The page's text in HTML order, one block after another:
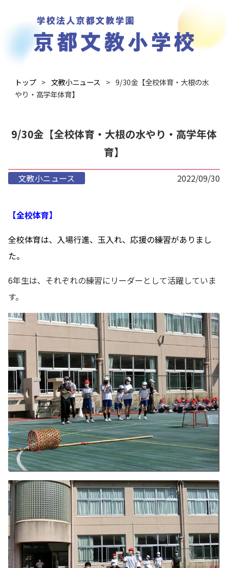
トップ 文教小ニュース
9/30金【全校体育・大根の水
やり・高学年体育】
9/30金【全校体育・大根の水やり・高学年体
育】
文教小ニュース 2022/09/30
【全校体育】
全校体育は、入場行進、玉入れ、応援の練習がありまし
た。
6年生は、それぞれの練習にリーダーとして活躍していま
す。